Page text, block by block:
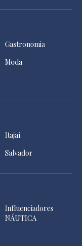
Gastronomia
Moda
Itajaí
Salvador
Influenciadores
NÁUTICA